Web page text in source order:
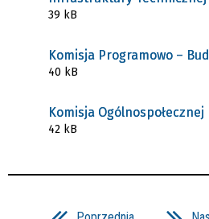
39 kB
Komisja Programowo –
40 kB
Komisja Ogólnospołecznej
42 kB